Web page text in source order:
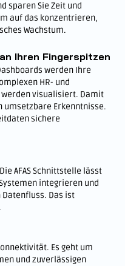
sparen Sie Zeit und
auf das konzentrieren,
Wachstum.
Ihren Fingerspitzen
werden Ihre
HR- und
visualisiert. Damit
umsetzbare Erkenntnisse.
sichere
AFAS Schnittstelle lässt
integrieren und
Das ist
Es geht um
und zuverlässigen